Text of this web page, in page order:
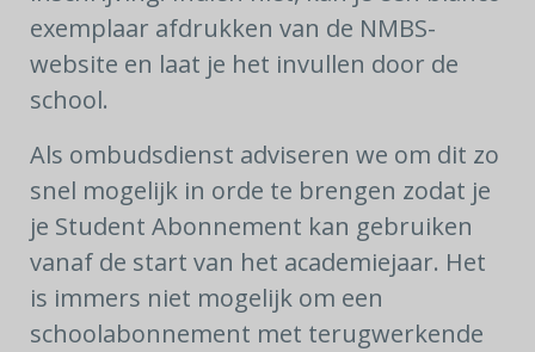
exemplaar afdrukken van de NMBS-
website en laat je het invullen door de
school.
Als ombudsdienst adviseren we om dit zo
snel mogelijk in orde te brengen zodat je
je Student Abonnement kan gebruiken
vanaf de start van het academiejaar. Het
is immers niet mogelijk om een
schoolabonnement met terugwerkende